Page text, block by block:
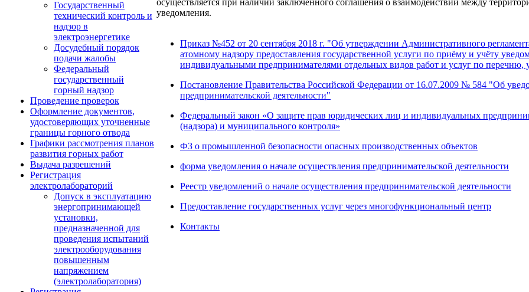
Государственный
технический контроль и
надзор в
электроэнергетике
Досудебный порядок
подачи жалобы
Федеральный
государственный
горный надзор
Проведение проверок
Оформление документов,
удостоверяющих уточненные
границы горного отвода
Графики рассмотрения планов
развития горных работ
Выдача разрешений
Регистрация
электролабораторий
Допуск в эксплуатацию
энергопринимающей
установки,
предназначенной для
проведения испытаний
электрооборудования
повышенным
напряжением
(электролаборатория)
уведомления.
Приказ №452 от 20 сентября 2018 г. "Об утверждении Административного
атомному надзору предоставления государственной услуги по приёму и учёту
индивидуальными предпринимателями отдельных видов работ и услуг по
Постановление Правительства Российской Федерации от 16.07.2009 № 584 "Об
предпринимательской деятельности"
Федеральный закон «О защите прав юридических лиц и индивидуальных
(надзора) и муниципального контроля»
ФЗ о промышленной безопасности опасных производственных объектов
форма уведомления о начале осуществления предпринимательской деятельности
Реестр уведомлений о начале осуществления предпринимательской деятельности
Предоставление государственных услуг через многофункциональный центр
Контакты